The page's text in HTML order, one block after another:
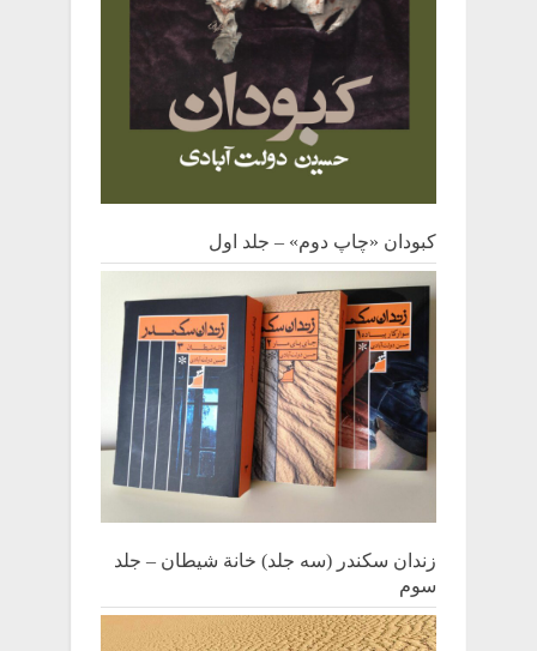
کبودان «چاپ دوم» – جلد اول
زندان سکندر (سه جلد) خانة شیطان – جلد
سوم